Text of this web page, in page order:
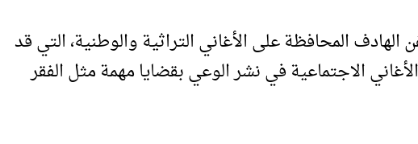
المحافظة على الأغاني التراثية والوطنية، التي قد
الاجتماعية في نشر الوعي بقضايا مهمة مثل الفقر